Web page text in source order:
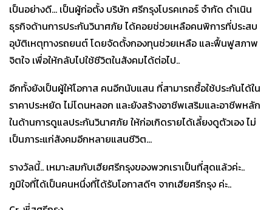
เป็นอย่างดี... เป็นผู้ก่อตั้ง บริษัท ศรีกรุงโบรคเกอร์ จำกัด ดำเนิน
ธุรกิจด้านการประกันวินาศภัย ได้คอยช่วยเหลือคนพิการที่ประสบ
อุบัติเหตุทางรถยนต์ โดยจัดตั้งกองทุนช่วยเหลือ และฟื้นฟูสภาพ
จิตใจ เพื่อให้กลับไปใช้ชีวิตในสังคมได้ต่อไป..
อีกทั้งยังเป็นผู้ให้โอกาส คนอีกนับแสน ที่สามารถซื้อใช้ประกันได้ใน
ราคาประหยัด ไม่โดนหลอก และยังสร้างอาชีพเสริมและอาชีพหลัก
ในด้านการดูแลประกันวินาศภัย ให้ก่อเกิดรายได้เลี้ยงดูตัวเอง ไม่
เป็นภาระแก่สังคมอีกหลายแสนชีวิต...
รางวัลนี้.. เหมาะสมกับเฮียศรีกรุงของพวกเราเป็นที่สุดแล้วค่ะ..
ภูมิใจที่ได้เป็นคนหนึ่งที่ได้รับโอกาสดีๆ จากเฮียศรีกรุง ค่ะ..